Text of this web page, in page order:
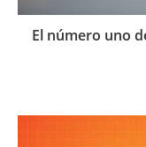
El número uno